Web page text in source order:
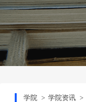
学院 学院资讯